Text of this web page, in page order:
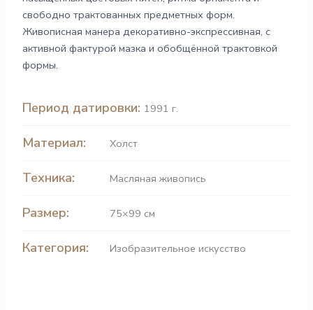
свободно трактованных предметных форм.
Живописная манера декоративно-экспрессивная, с
активной фактурой мазка и обобщённой трактовкой
формы.
Период датировки: 1991 г.
Материал: Холст
Техника: Масляная живопись
Размер: 75×99 см
Категория: Изобразительное искусство